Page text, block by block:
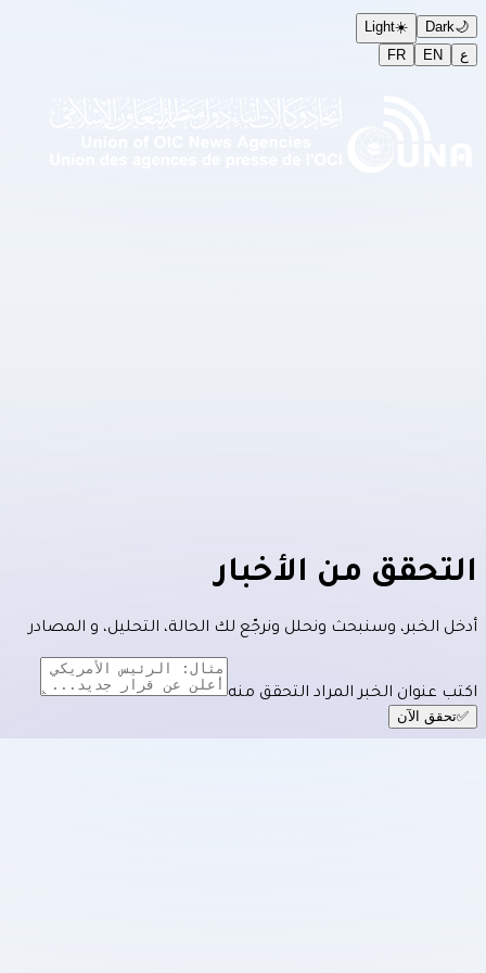
Dark
Light
EN
من الأخبار
الخبر، وسنبحث ونحلل ونرجّع لكالحالة، التحليل، و المصادر
عنوان الخبر المراد التحقق منه
تحقق الآن